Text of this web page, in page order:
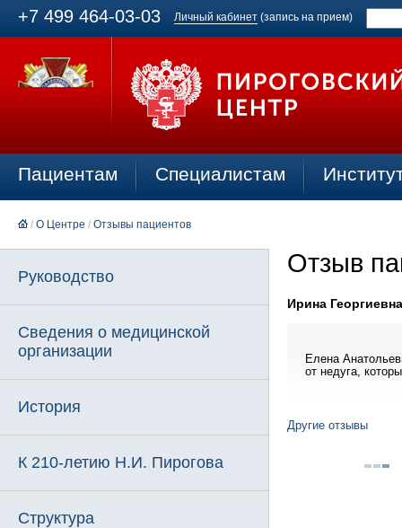
+7 499 464-03-03 Личный кабинет (запись на прием)
Пациентам Специалистам
/ О Центре / Отзывы пациентов
Руководство
Сведения о медицинской
организации
История
К 210-летию Н.И. Пирогова
Структура
Отзыв
Ирина
Елена
от недуга,
Другие отзывы